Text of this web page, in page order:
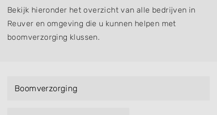
Bekijk hieronder het overzicht van alle bedrijven in
Reuver en omgeving die u kunnen helpen met
boomverzorging klussen.
Boomverzorging